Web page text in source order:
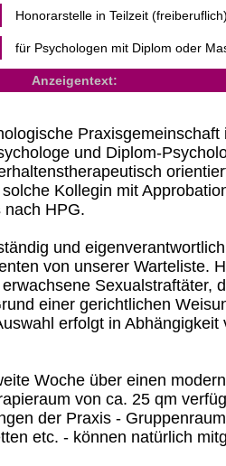
Honorarstelle in Teilzeit
für Psychologen mit Diplom oder
Anzeigentext:
Praxisgemeinschaft
und Diplom-
Kollegin mit
nach HPG.
und
von unserer Warteliste.
Sexualstraftäter,
einer gerichtlichen
erfolgt in Abhängigkeit
Woche über einen modern
von ca. 25 qm
der Praxis -
etc. - können natürlich